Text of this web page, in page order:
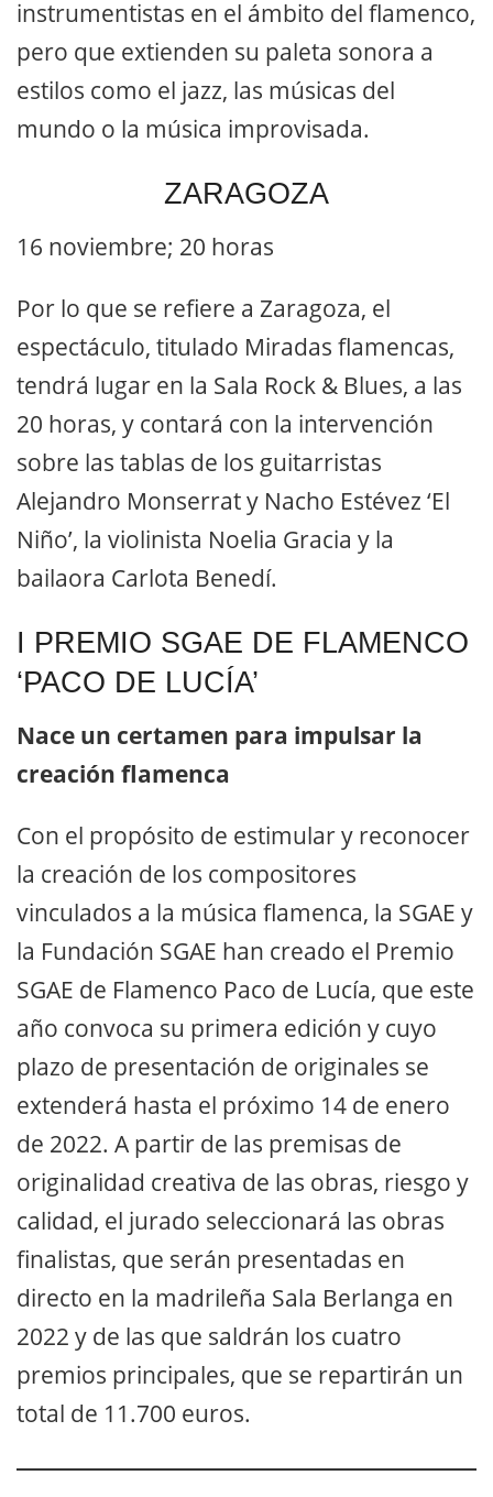
instrumentistas en el ámbito del flamenco,
pero que extienden su paleta sonora a
estilos como el jazz, las músicas del
mundo o la música improvisada.
ZARAGOZA
16 noviembre; 20 horas
Por lo que se refiere a Zaragoza, el
espectáculo, titulado Miradas flamencas,
tendrá lugar en la Sala Rock & Blues, a las
20 horas, y contará con la intervención
sobre las tablas de los guitarristas
Alejandro Monserrat y Nacho Estévez ‘El
Niño’, la violinista Noelia Gracia y la
bailaora Carlota Benedí.
I PREMIO SGAE DE FLAMENCO
‘PACO DE LUCÍA’
Nace un certamen para impulsar la
creación flamenca
Con el propósito de estimular y reconocer
la creación de los compositores
vinculados a la música flamenca, la SGAE y
la Fundación SGAE han creado el Premio
SGAE de Flamenco Paco de Lucía, que este
año convoca su primera edición y cuyo
plazo de presentación de originales se
extenderá hasta el próximo 14 de enero
de 2022. A partir de las premisas de
originalidad creativa de las obras, riesgo y
calidad, el jurado seleccionará las obras
finalistas, que serán presentadas en
directo en la madrileña Sala Berlanga en
2022 y de las que saldrán los cuatro
premios principales, que se repartirán un
total de 11.700 euros.